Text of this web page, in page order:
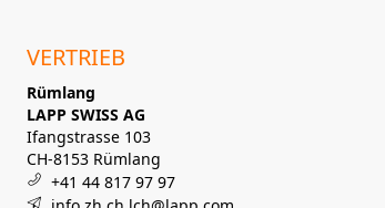
VERTRIEB
Rümlang
LAPP SWISS AG
Ifangstrasse 103
CH-8153 Rümlang
+41 44 817 97 97